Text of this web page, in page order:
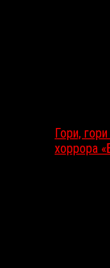
Гори,
хоррора